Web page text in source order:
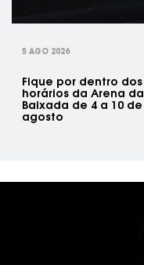
5 AGO 2026
Fique por dentro dos
horários da Arena da
Baixada de 4 a 10 de
agosto